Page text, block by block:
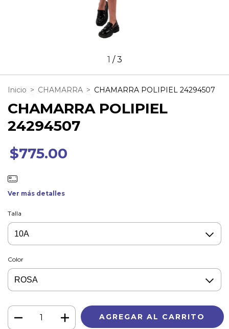
1 /3
Inicio > CHAMARRA > CHAMARRA POLIPIEL 24294507
CHAMARRA POLIPIEL
24294507
$775.00
Ver más detalles
Talla
Color